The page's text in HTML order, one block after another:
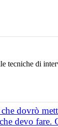
di
dovrò
devo fare.